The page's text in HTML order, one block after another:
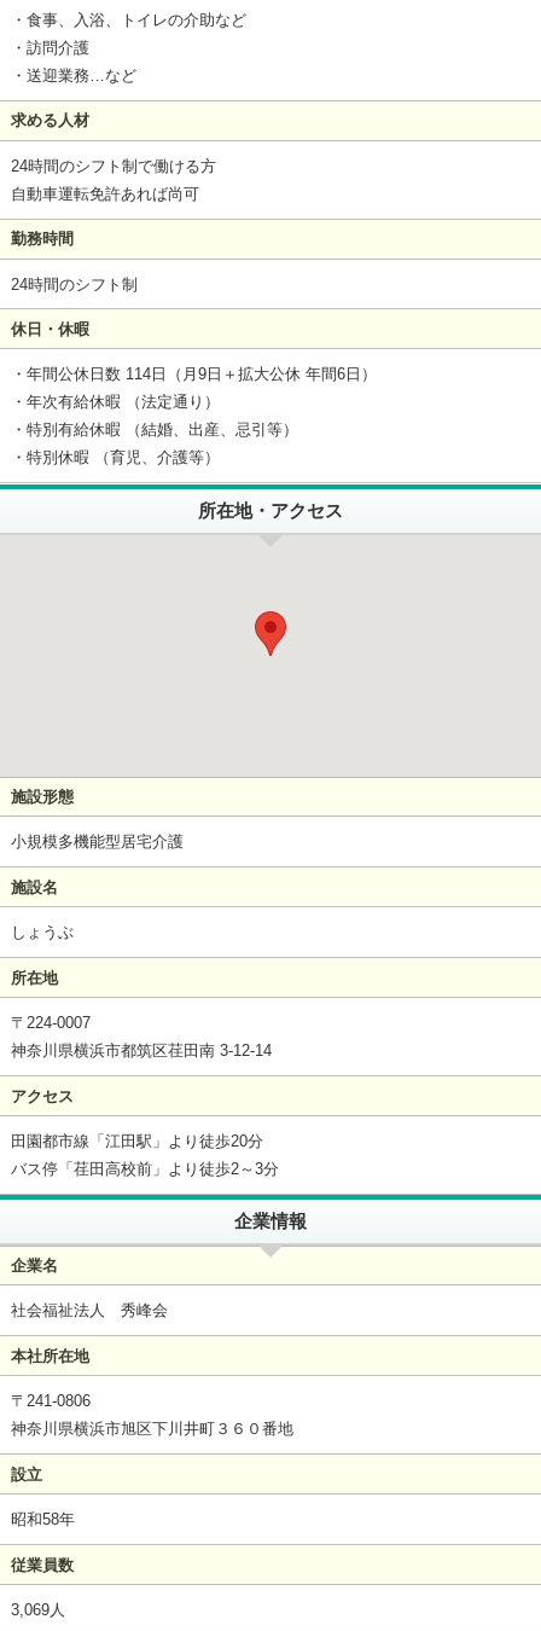
・食事、入浴、トイレの介助など
・訪問介護
・送迎業務…など
求める人材
24時間のシフト制で働ける方
自動車運転免許あれば尚可
勤務時間
24時間のシフト制
休日・休暇
・年間公休日数 114日（月9日＋拡大公休 年間6日）
・年次有給休暇 （法定通り）
・特別有給休暇 （結婚、出産、忌引等）
・特別休暇 （育児、介護等）
所在地・アクセス
施設形態
小規模多機能型居宅介護
施設名
しょうぶ
所在地
〒224-0007
神奈川県横浜市都筑区荏田南 3-12-14
アクセス
田園都市線「江田駅」より徒歩20分
バス停「荏田高校前」より徒歩2～3分
企業情報
企業名
社会福祉法人 秀峰会
本社所在地
〒241-0806
神奈川県横浜市旭区下川井町３６０番地
設立
昭和58年
従業員数
3,069人